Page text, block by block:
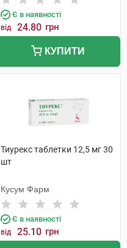
Є в наявності
від 24.80 грн
КУПИТИ
Тиурекс таблетки 12,5 мг 30
шт
Кусум Фарм
Є в наявності
від 25.10 грн